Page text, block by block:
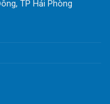
TP Hải Phòng